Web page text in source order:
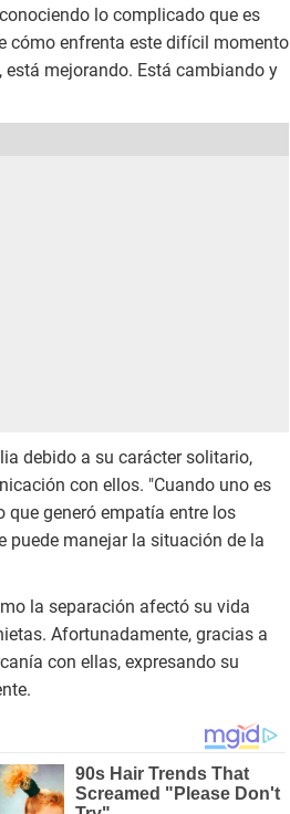
lo complicado que es
cómo enfrenta este difícil momento
está mejorando. Está cambiando y
debido a su carácter solitario,
con ellos. "Cuando uno es
que generó empatía entre los
puede manejar la situación de la
la separación afectó su vida
Afortunadamente, gracias a
con ellas, expresando su